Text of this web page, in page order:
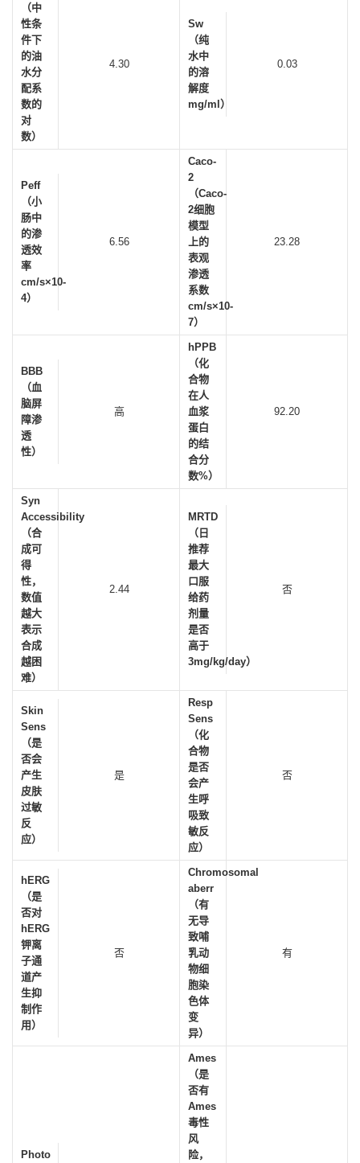
（中
性条
件下
的油
水分
配系
数的
对
数）
4.30
Sw
（纯
水中
的溶
解度
mg/ml）
0.03
Peff
（小
肠中
的渗
透效
率
cm/s×10-
4）
6.56
Caco-
2
（Caco-
2细胞
模型
上的
表观
渗透
系数
cm/s×10-
7）
23.28
BBB
（血
脑屏
障渗
透
性）
高
hPPB
（化
合物
在人
血浆
蛋白
的结
合分
数%）
92.20
Syn
Accessibility
（合
成可
得
性，
数值
越大
表示
合成
越困
难）
2.44
MRTD
（日
推荐
最大
口服
给药
剂量
是否
高于
3mg/kg/day）
否
Skin
Sens
（是
否会
产生
皮肤
过敏
反
应）
是
Resp
Sens
（化
合物
是否
会产
生呼
吸致
敏反
应）
否
hERG
（是
否对
hERG
钾离
子通
道产
生抑
制作
用）
否
Chromosomal
aberr
（有
无导
致哺
乳动
物细
胞染
色体
变
异）
有
Photo
Ames
（是
否有
Ames
毒性
风
险，